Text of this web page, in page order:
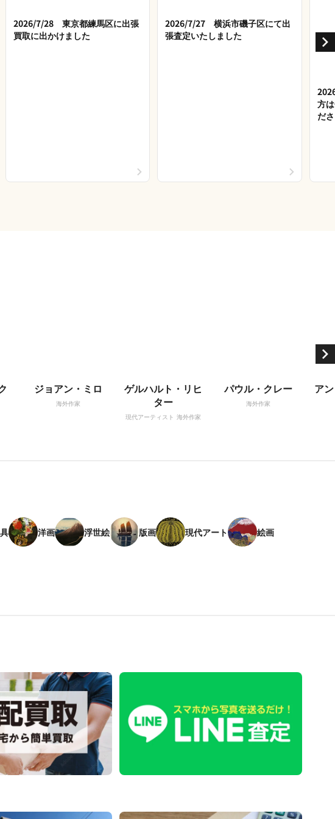
2026/7/28 東京都練馬区に出張
買取に出かけました
2026/7/27 横浜市磯子区にて出
張査定いたしました
方
だ
ジョアン・ミロ
海外作家
ゲルハルト・リヒ
ター
現代アーティスト 海外作家
パウル・クレー
海外作家
ア
洋画 浮世絵 版画 現代アート 絵画